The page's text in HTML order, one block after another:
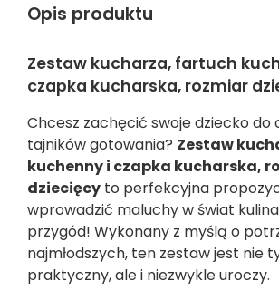
Opis produktu
Zestaw kucharza, fartuch
czapka kucharska, rozmiar
Chcesz zachęcić swoje dziecko do
tajników gotowania? Zestaw
kuchenny i czapka kucharska,
dziecięcy to perfekcyjna
wprowadzić maluchy w świat
przygód! Wykonany z myślą o
najmłodszych, ten zestaw jest nie
praktyczny, ale i niezwykle uroczy.